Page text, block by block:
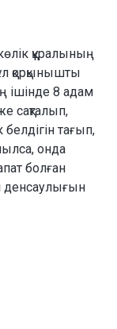
құралының
қорқынышты
ішінде 8 адам
сақталып,
тағып,
онда
болған
денсаулығын